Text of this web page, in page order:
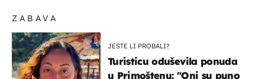
ZABAVA
JESTE LI PROBALI?
Turisticu oduševila ponuda
u Primoštenu: "Oni su puno